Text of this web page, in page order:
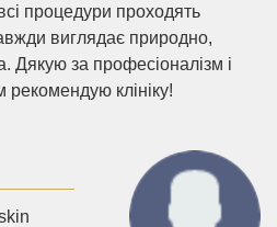
процедури проходять
виглядає природно,
Дякую за професіоналізм і
рекомендую клініку!